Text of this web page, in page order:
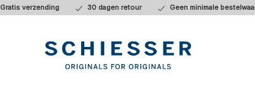
Gratis verzending 30 dagen retour Geen minimale